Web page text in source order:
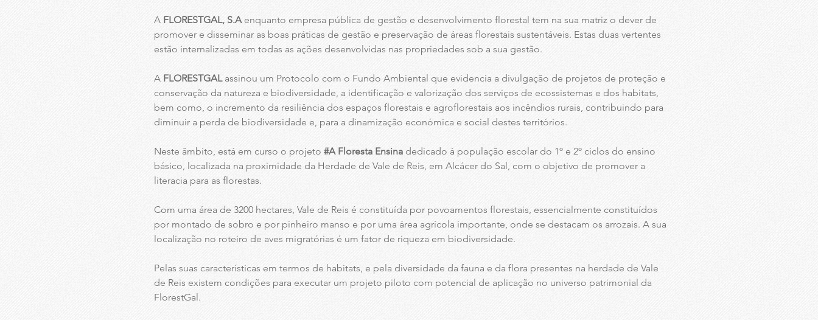
A FLORESTGAL, S.A enquanto empresa pública de gestão e desenvolvimento florestal tem na sua matriz o dever de
promover e disseminar as boas práticas de gestão e preservação de áreas florestais sustentáveis. Estas duas vertentes
estão internalizadas em todas as ações desenvolvidas nas propriedades sob a sua gestão.
A FLORESTGAL assinou um Protocolo com o Fundo Ambiental que evidencia a divulgação de projetos de proteção e
conservação da natureza e biodiversidade, a identificação e valorização dos serviços de ecossistemas e dos habitats,
bem como, o incremento da resiliência dos espaços florestais e agroflorestais aos incêndios rurais, contribuindo para
diminuir a perda de biodiversidade e, para a dinamização económica e social destes territórios.
Neste âmbito, está em curso o projeto #A Floresta Ensina dedicado à população escolar do 1º e 2º ciclos do ensino
básico, localizada na proximidade da Herdade de Vale de Reis, em Alcácer do Sal, com o objetivo de promover a
literacia para as florestas.
Com uma área de 3200 hectares, Vale de Reis é constituída por povoamentos florestais, essencialmente constituídos
por montado de sobro e por pinheiro manso e por uma área agrícola importante, onde se destacam os arrozais. A sua
localização no roteiro de aves migratórias é um fator de riqueza em biodiversidade.
Pelas suas características em termos de habitats, e pela diversidade da fauna e da flora presentes na herdade de Vale
de Reis existem condições para executar um projeto piloto com potencial de aplicação no universo patrimonial da
FlorestGal.